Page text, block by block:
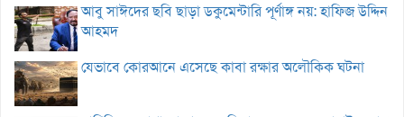
আবু সাঈদের ছবি ছাড়া ডকুমেন্টারি পূর্ণাঙ্গ নয়: হাফিজ উদ্দিন
আহমদ
যেভাবে কোরআনে এসেছে কাবা রক্ষার অলৌকিক ঘটনা